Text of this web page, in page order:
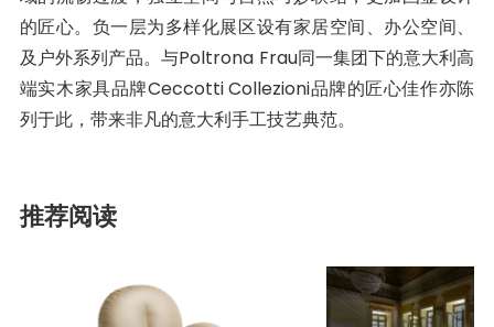
的匠心。负一层为多样化展区设有家居空间、办公空间、
及户外系列产品。与Poltrona Frau同一集团下的意大利高
端实木家具品牌Ceccotti Collezioni品牌的匠心佳作亦陈
列于此，带来非凡的意大利手工技艺典范。
推荐阅读